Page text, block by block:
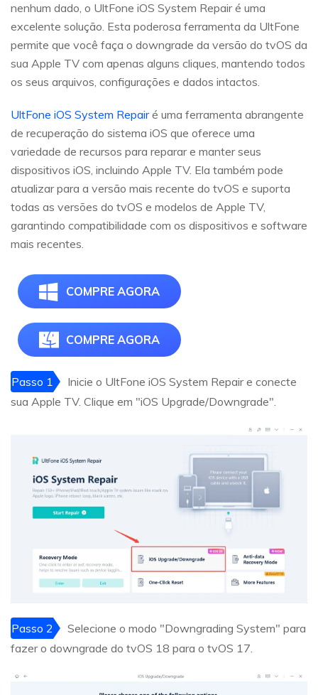
nenhum dado, o UltFone iOS System Repair é uma
excelente solução. Esta poderosa ferramenta da UltFone
permite que você faça o downgrade da versão do tvOS da
sua Apple TV com apenas alguns cliques, mantendo todos
os seus arquivos, configurações e dados intactos.
UltFone iOS System Repairé uma ferramenta abrangente
de recuperação do sistema iOS que oferece uma
variedade de recursos para reparar e manter seus
dispositivos iOS, incluindo Apple TV. Ela também pode
atualizar para a versão mais recente do tvOS e suporta
todas as versões do tvOS e modelos de Apple TV,
garantindo compatibilidade com os dispositivos e software
mais recentes.
COMPRE AGORA
COMPRE AGORA
Passo 1
Inicie o UltFone iOS System Repair e conecte
sua Apple TV. Clique em "iOS Upgrade/Downgrade".
Passo 2
Selecione o modo "Downgrading System" para
fazer o downgrade do tvOS 18 para o tvOS 17.